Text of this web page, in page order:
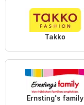
Takko
Ernsting's family